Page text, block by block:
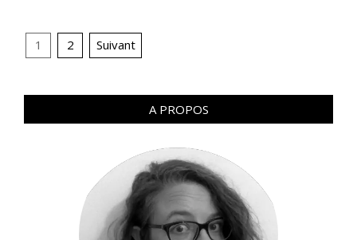
Navigation
articles
1 2 Suivant
A PROPOS